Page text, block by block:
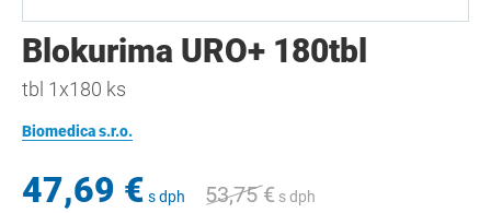
Blokurima URO+ 180tbl
tbl 1x180 ks
Biomedica s.r.o.
47,69 € s dph 53,75 € s dph